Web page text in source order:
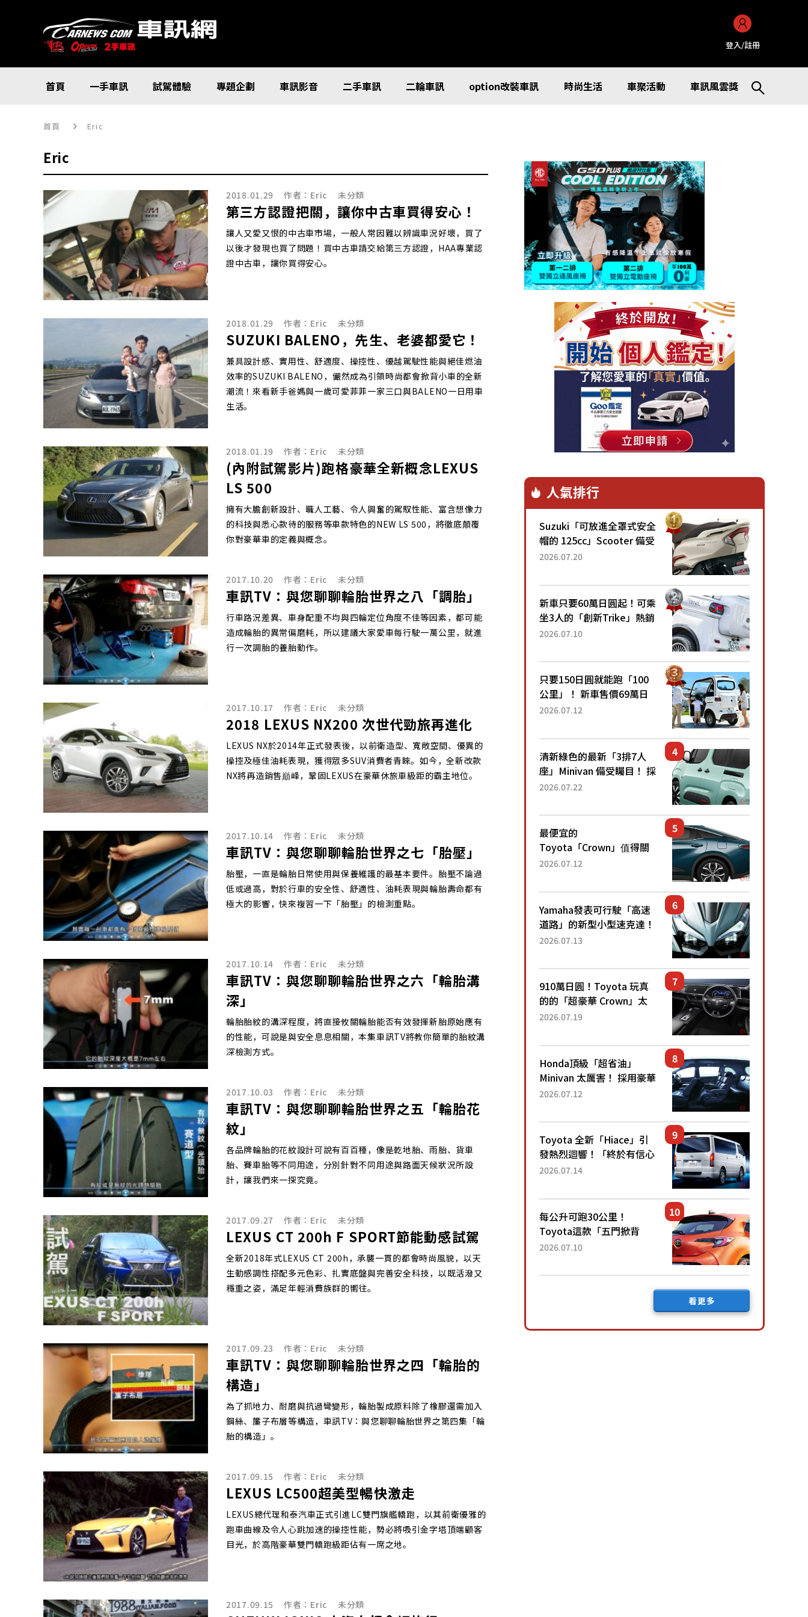
登入/註冊
首頁 一手車訊 試駕體驗 專題企劃 車訊影音 二手車訊 二輪車訊 option改裝車訊 時尚生活 車聚活動 車訊風雲獎
首頁 Eric
Eric
2018.01.29 作者： Eric 未分類
第三方認證把關，讓你中古車買得安心！
讓人又愛又恨的中古車市場，一般人常因難以辨識車況好壞，買了
以後才發現也買了問題！買中古車請交給第三方認證，HAA專業認
證中古車，讓你買得安心。
2018.01.29 作者： Eric 未分類
SUZUKI BALENO，先生、老婆都愛它！
兼具設計感、實用性、舒適度、操控性、優越駕駛性能與絕佳燃油
效率的SUZUKI BALENO，儼然成為引領時尚都會掀背小車的全新
潮流！來看新手爸媽與一歲可愛菲菲一家三口與BALENO一日用車
生活。
2018.01.19 作者： Eric 未分類
(內附試駕影片)跑格豪華全新概念LEXUS
LS 500
擁有大膽創新設計、職人工藝、令人興奮的駕馭性能、富含想像力
的科技與悉心款待的服務等車款特色的NEW LS 500，將徹底顛覆
你對豪華車的定義與概念。
2017.10.20 作者： Eric 未分類
車訊TV：與您聊聊輪胎世界之八「調胎」
行車路況差異、車身配重不均與四輪定位角度不佳等因素，都可能
造成輪胎的異常偏磨耗，所以建議大家愛車每行駛一萬公里，就進
行一次調胎的養胎動作。
2017.10.17 作者： Eric 未分類
2018 LEXUS NX200 次世代勁旅再進化
LEXUS NX於2014年正式發表後，以前衛造型、寬敞空間、優異的
操控及極佳油耗表現，獲得眾多SUV消費者青睞。如今，全新改款
NX將再造銷售巔峰，鞏固LEXUS在豪華休旅車級距的霸主地位。
2017.10.14 作者： Eric 未分類
車訊TV：與您聊聊輪胎世界之七「胎壓」
胎壓，一直是輪胎日常使用與保養維護的最基本要件。胎壓不論過
低或過高，對於行車的安全性、舒適性、油耗表現與輪胎壽命都有
極大的影響，快來複習一下「胎壓」的檢測重點。
2017.10.14 作者： Eric 未分類
車訊TV：與您聊聊輪胎世界之六「輪胎溝
深」
輪胎胎紋的溝深程度，將直接攸關輪胎能否有效發揮新胎原始應有
的性能，可說是與安全息息相關，本集車訊TV將教你簡單的胎紋溝
深檢測方式。
2017.10.03 作者： Eric 未分類
車訊TV：與您聊聊輪胎世界之五「輪胎花
紋」
各品牌輪胎的花紋設計可說有百百種，像是乾地胎、雨胎、貨車
胎、賽車胎等不同用途，分別針對不同用途與路面天候狀況所設
計，讓我們來一探究竟。
2017.09.27 作者： Eric 未分類
LEXUS CT 200h F SPORT節能動感試駕
全新2018年式LEXUS CT 200h，承襲一貫的都會時尚風貌，以天
生動感調性搭配多元色彩、扎實底盤與完善安全科技，以既活潑又
穩重之姿，滿足年輕消費族群的嚮往。
2017.09.23 作者： Eric 未分類
車訊TV：與您聊聊輪胎世界之四「輪胎的
構造」
為了抓地力、耐磨與抗過彎變形，輪胎製成原料除了橡膠還需加入
鋼絲、簾子布層等構造，車訊TV：與您聊聊輪胎世界之第四集「輪
胎的構造」。
2017.09.15 作者： Eric 未分類
LEXUS LC500超美型暢快激走
LEXUS總代理和泰汽車正式引進LC雙門旗艦轎跑，以其前衛優雅的
跑車曲線及令人心跳加速的操控性能，勢必將吸引金字塔頂端顧客
目光，於高階豪華雙門轎跑級距佔有一席之地。
2017.09.15 作者： Eric 未分類
人氣排行
Suzuki「可放進全罩式安全
帽的 125cc」Scooter 備受
矚目！採用全新流線設計與
已陸續開始出口的新款
「B...
2026.07.20
新車只要60萬日圓起！可乘
坐3人的「創新Trike」熱銷
大賣成為人氣車款！「養車
日圓就能跑100公里」「小
朋友坐得...
2026.07.10
只要150日圓就能跑「100
公里」！ 新車售價69萬日
圓的「3人座」Trike大受歡
為何能迅速熱賣？
2026.07.12
清新綠色的最新「3排7人
座」Minivan 備受矚目！ 採
用全長4.7公尺剛剛好的車
還推出467萬元日圓起的5
人座版...
2026.07.22
最便宜的
Toyota「Crown」值得關
注！ 搭載4WD、每公升
眼！ 配備豐富、超越售價
水準，堪稱高CP值代表的
「...
2026.07.12
Yamaha發表可行駛「高速
道路」的新型小型速克達！
搭載能享受超強勁「渦輪
高階「Super Sport」車款
相同的...
2026.07.13
910萬日圓！Toyota 玩真
的的「超豪華 Crown」太
厲害了！採用由「匠人技
運動化「底盤設定」！還配
備專屬豪華...
2026.07.19
Honda頂級「超省油」
Minivan 太厲害！ 採用豪華
「真皮座椅」與專屬「黑色
公里，兼具優異節能表現與
舒適「三...
2026.07.12
Toyota 全新「Hiace」引
發熱烈迴響！「終於有信心
下訂了！」「哪個等級交車
後竟然還要等「超過半年」
才能交車？...
2026.07.14
每公升可跑30公里！
Toyota這款「五門掀背
車」真的很厲害！ 擁有全
尺寸」，配備全面升級！
2026.07.10
看更多